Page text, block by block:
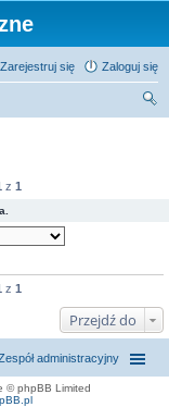
Zaloguj się
Zarejestruj się
z 1
z 1
Przejdź do
administracyjny
© phpBB Limited